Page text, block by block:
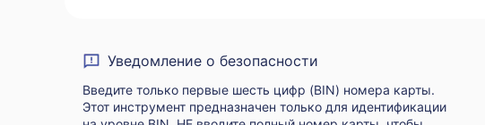
Уведомление о безопасности
Введите только первые шесть цифр (BIN) номера карты.
Этот инструмент предназначен только для идентификации